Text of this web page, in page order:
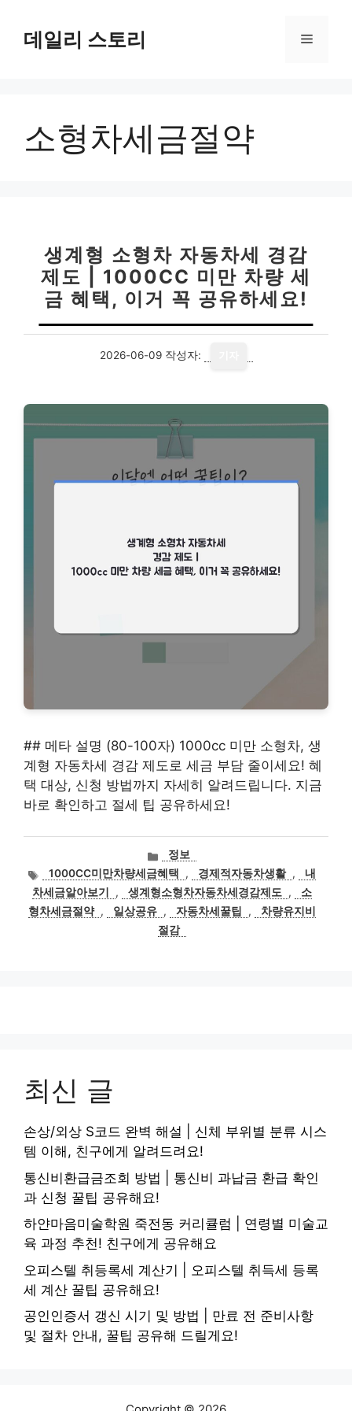
데일리 스토리 메
소형차세금절약
생계형 소형차 자동차세 경감
제도 | 1000CC 미만 차량 세
금 혜택, 이거 꼭 공유하세요!
2026-06-09 작성자:
## 메타 설명 (80-100자) 1000cc 미만 소형차, 생
계형 자동차세 경감 제도로 세금 부담 줄이세요! 혜
택 대상, 신청 방법까지 자세히 알려드립니다. 지금
바로 확인하고 절세 팁 공유하세요!
카
테
고
리
정보
태
그
1000CC미만차량세금혜택 , 경제적자동차생활 ,
내
차세금알아보기
, 생계형소형차자동차세경감제도 ,
소
형차세금절약 , 일상공유 , 자동차세꿀팁 ,
차량유지비
절감
최신 글
손상/외상 S코드 완벽 해설 | 신체 부위별 분류 시스
템 이해, 친구에게 알려드려요!
통신비환급금조회 방법 | 통신비 과납금 환급 확인
과 신청 꿀팁 공유해요!
하얀마음미술학원 죽전동 커리큘럼 | 연령별 미술교
육 과정 추천! 친구에게 공유해요
오피스텔 취등록세 계산기 | 오피스텔 취득세 등록
세 계산 꿀팁 공유해요!
공인인증서 갱신 시기 및 방법 | 만료 전 준비사항
및 절차 안내, 꿀팁 공유해 드릴게요!